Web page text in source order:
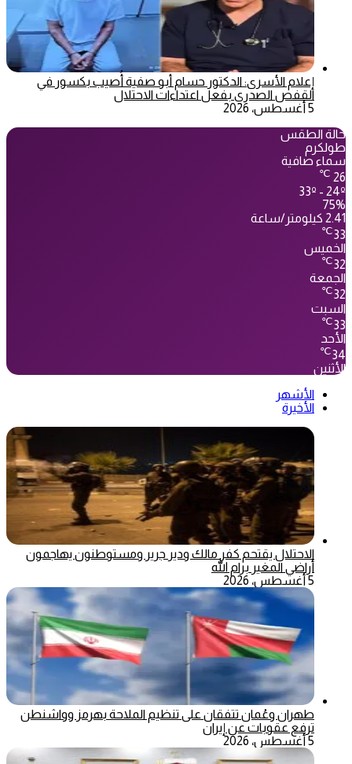
إعلام الأسرى: الدكتور حسام أبو صفية أُصيب بكسور في
القفص الصدري بفعل اعتداءات الاحتلال
5 أغسطس، 2026
حالة الطقس
طولكرم
سماء صافية
26
℃
33º - 24º
75%
2.41 كيلومتر/ساعة
33
℃
الخميس
32
℃
الجمعة
32
℃
السبت
33
℃
الأحد
34
℃
الأثنين
الأشهر
الأخيرة
الاحتلال يقتحم كفر مالك ودير جرير ومستوطنون يهاجمون
أراضي المغير برام الله
5 أغسطس، 2026
طهران وعُمان تتفقان على تنظيم الملاحة بهرمز وواشنطن
ترفع عقوبات عن إيران
5 أغسطس، 2026